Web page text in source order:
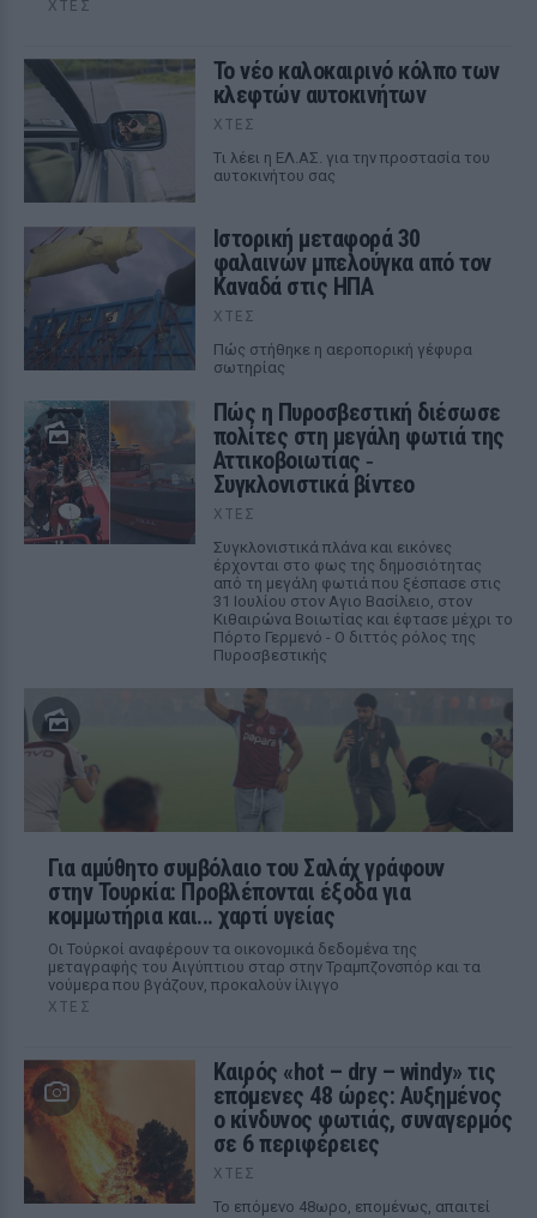
ΧΤΕΣ
Το νέο καλοκαιρινό κόλπο των
κλεφτών αυτοκινήτων
ΧΤΕΣ
Tι λέει η ΕΛ.ΑΣ. για την προστασία του
αυτοκινήτου σας
Ιστορική μεταφορά 30
φαλαινών μπελούγκα από τον
Καναδά στις ΗΠΑ
ΧΤΕΣ
Πώς στήθηκε η αεροπορική γέφυρα
σωτηρίας
Πώς η Πυροσβεστική διέσωσε
πολίτες στη μεγάλη φωτιά της
Αττικοβοιωτίας ‑
Συγκλονιστικά βίντεο
ΧΤΕΣ
Συγκλονιστικά πλάνα και εικόνες
έρχονται στο φως της δημοσιότητας
από τη μεγάλη φωτιά που ξέσπασε στις
31 Ιουλίου στον Αγιο Βασίλειο, στον
Κιθαιρώνα Βοιωτίας και έφτασε μέχρι το
Πόρτο Γερμενό - Ο διττός ρόλος της
Πυροσβεστικής
Για αμύθητο συμβόλαιο του Σαλάχ γράφουν
στην Τουρκία: Προβλέπονται έξοδα για
κομμωτήρια και... χαρτί υγείας
Οι Τούρκοί αναφέρουν τα οικονομικά δεδομένα της
μεταγραφής του Αιγύπτιου σταρ στην Τραμπζονσπόρ και τα
νούμερα που βγάζουν, προκαλούν ίλιγγο
ΧΤΕΣ
Καιρός «hot – dry – windy» τις
επόμενες 48 ώρες: Αυξημένος
ο κίνδυνος φωτιάς, συναγερμός
σε 6 περιφέρειες
ΧΤΕΣ
Το επόμενο 48ωρο, επομένως, απαιτεί